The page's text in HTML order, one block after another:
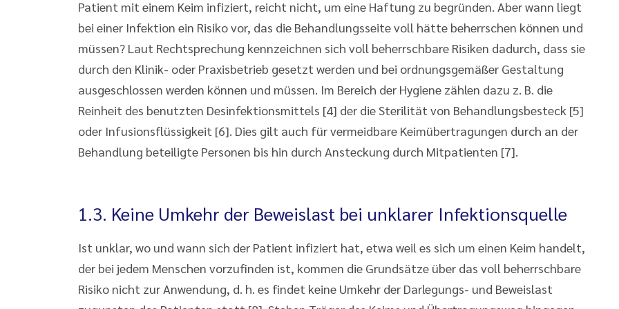
Patient mit einem Keim infiziert, reicht nicht, um eine Haftung zu begründen. Aber wann liegt
bei einer Infektion ein Risiko vor, das die Behandlungsseite voll hätte beherrschen können und
müssen? Laut Rechtsprechung kennzeichnen sich voll beherrschbare Risiken dadurch, dass sie
durch den Klinik- oder Praxisbetrieb gesetzt werden und bei ordnungsgemäßer Gestaltung
ausgeschlossen werden können und müssen. Im Bereich der Hygiene zählen dazu z. B. die
Reinheit des benutzten Desinfektionsmittels [4] der die Sterilität von Behandlungsbesteck [5]
oder Infusionsflüssigkeit [6]. Dies gilt auch für vermeidbare Keimübertragungen durch an der
Behandlung beteiligte Personen bis hin durch Ansteckung durch Mitpatienten [7].
1.3. Keine Umkehr der Beweislast bei unklarer Infektionsquelle
Ist unklar, wo und wann sich der Patient infiziert hat, etwa weil es sich um einen Keim handelt,
der bei jedem Menschen vorzufinden ist, kommen die Grundsätze über das voll beherrschbare
Risiko nicht zur Anwendung, d. h. es findet keine Umkehr der Darlegungs- und Beweislast